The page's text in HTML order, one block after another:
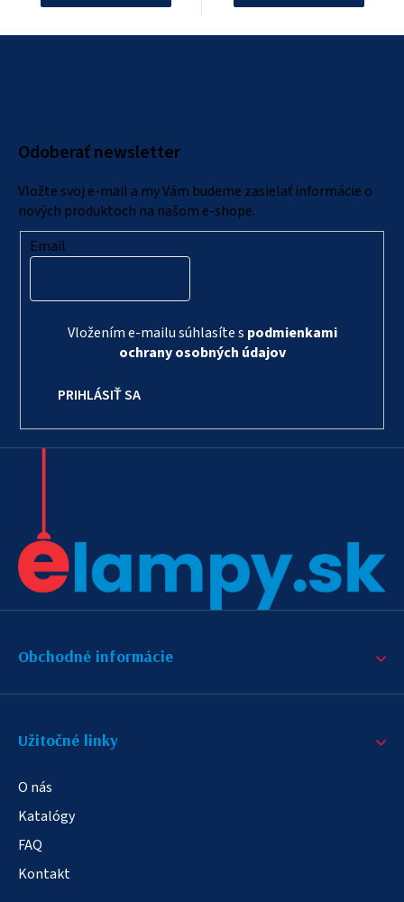
Odoberať newsletter
Vložte svoj e-mail a my Vám budeme zasielať informácie o
nových produktoch na našom e-shope.
Email
Vložením e-mailu súhlasíte s podmienkami
ochrany osobných údajov
PRIHLÁSIŤ SA
Obchodné informácie
Užitočné linky
O nás
Katalógy
FAQ
Kontakt